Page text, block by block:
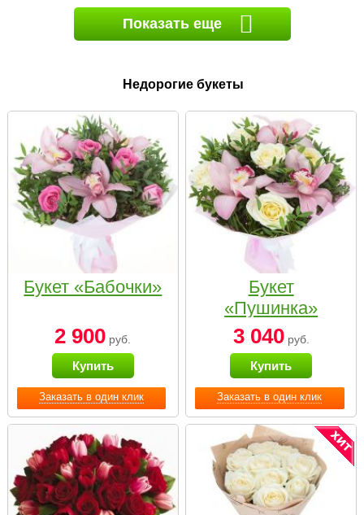
Показать еще
Недорогие букеты
Заказать в один клик
Букет «Бабочки»
2 900 руб.
Купить
Заказать в один клик
Букет
«Пушинка»
3 040руб.
Купить